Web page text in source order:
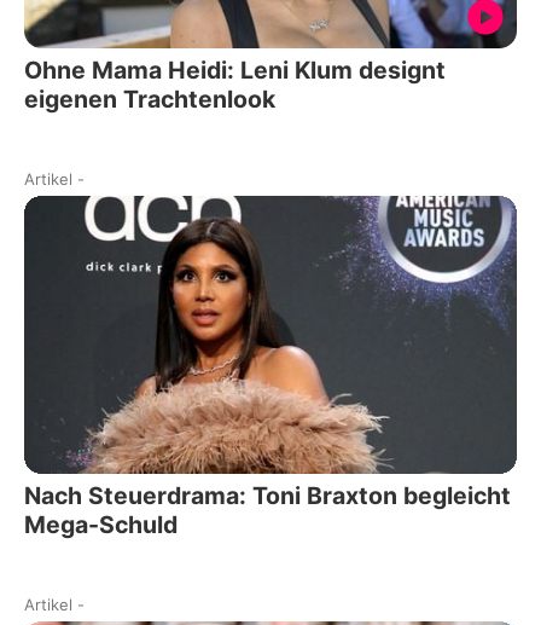
Ohne Mama Heidi: Leni Klum designt
eigenen Trachtenlook
Artikel -
Nach Steuerdrama: Toni Braxton begleicht
Mega-Schuld
Artikel -